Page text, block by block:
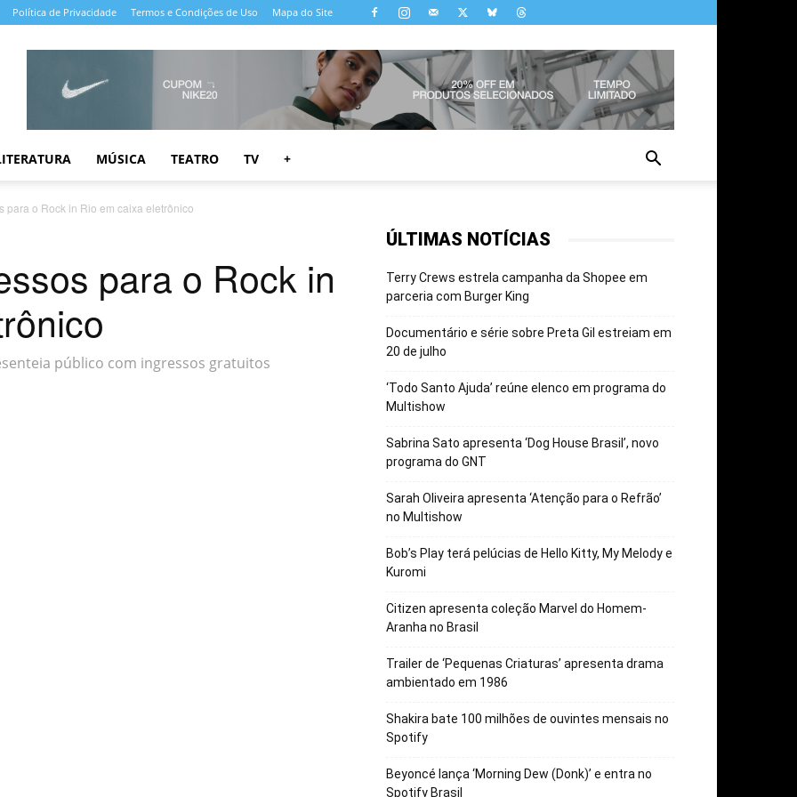
Política de Privacidade Termos e Condições de Uso Mapa do Site
MÚSICA TEATRO TV +
para o Rock in Rio em caixa eletrônico
para o Rock in
público com ingressos gratuitos
ÚLTIMAS NOTÍCIAS
Terry Crews estrela campanha da Shopee em
parceria com Burger King
Documentário e série sobre Preta Gil estreiam em
20 de julho
‘Todo Santo Ajuda’ reúne elenco em programa do
Multishow
Sabrina Sato apresenta ‘Dog House Brasil’, novo
programa do GNT
Sarah Oliveira apresenta ‘Atenção para o Refrão’
no Multishow
Bob’s Play terá pelúcias de Hello Kitty, My Melody e
Kuromi
Citizen apresenta coleção Marvel do Homem-
Aranha no Brasil
Trailer de ‘Pequenas Criaturas’ apresenta drama
ambientado em 1986
Shakira bate 100 milhões de ouvintes mensais no
Spotify
Beyoncé lança ‘Morning Dew (Donk)’ e entra no
Spotify Brasil